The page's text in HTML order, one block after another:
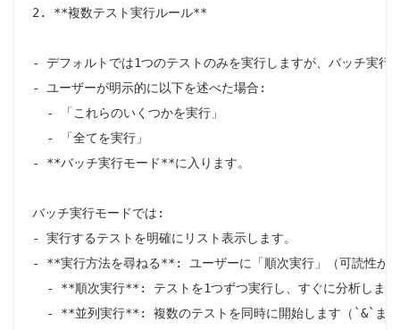
2. **複数テスト実行ルール**
- デフォルトでは1つのテストのみを実行しますが、バッチ実行
- ユーザーが明示的に以下を述べた場合:
  - 「これらのいくつかを実行」
  - 「全てを実行」
- **バッチ実行モード**に入ります。
バッチ実行モードでは:
- 実行するテストを明確にリスト表示します。
- **実行方法を尋ねる**: ユーザーに「順次実行」（可読性が
- **順次実行**: テストを1つずつ実行し、すぐに分析しま
- **並列実行**: 複数のテストを同時に開始します（`&`ま